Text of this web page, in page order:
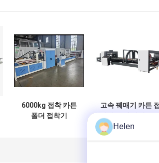
6000kg 접착 카튼
폴더 접착기
고속 꿰매기 카튼 접
인리스 스틸
Helen